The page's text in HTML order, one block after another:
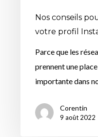
Nos conseils
votre profil
Parce que les
prennent une
importante dans
Corentin
9 août 2022